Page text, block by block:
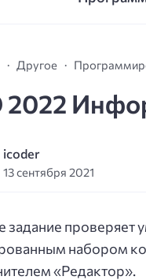
Другое
2022
icoder
13 сентября 2021
задание проверяет
набором
«Редактор».